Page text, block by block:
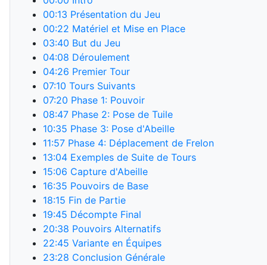
00:13 Présentation du Jeu
00:22 Matériel et Mise en Place
03:40 But du Jeu
04:08 Déroulement
04:26 Premier Tour
07:10 Tours Suivants
07:20 Phase 1: Pouvoir
08:47 Phase 2: Pose de Tuile
10:35 Phase 3: Pose d'Abeille
11:57 Phase 4: Déplacement de Frelon
13:04 Exemples de Suite de Tours
15:06 Capture d'Abeille
16:35 Pouvoirs de Base
18:15 Fin de Partie
19:45 Décompte Final
20:38 Pouvoirs Alternatifs
22:45 Variante en Équipes
23:28 Conclusion Générale